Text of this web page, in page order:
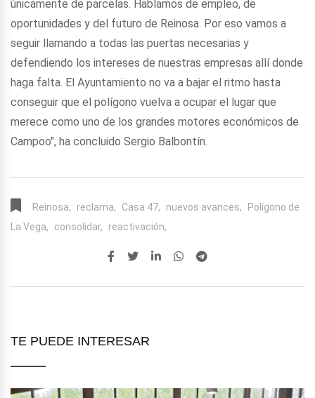
únicamente de parcelas. Hablamos de empleo, de
oportunidades y del futuro de Reinosa. Por eso vamos a
seguir llamando a todas las puertas necesarias y
defendiendo los intereses de nuestras empresas allí donde
haga falta. El Ayuntamiento no va a bajar el ritmo hasta
conseguir que el polígono vuelva a ocupar el lugar que
merece como uno de los grandes motores económicos de
Campoo", ha concluido Sergio Balbontín.
Reinosa, reclama, Casa 47, nuevos avances,
Polígono de
La Vega,
consolidar, reactivación,
TE PUEDE INTERESAR